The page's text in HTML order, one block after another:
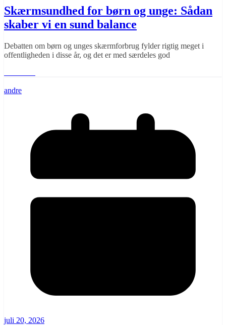
Skærmsundhed for børn og unge: Sådan
skaber vi en sund balance
Debatten om børn og unges skærmforbrug fylder rigtig meget i
offentligheden i disse år, og det er med særdeles god
andre
juli 20, 2026